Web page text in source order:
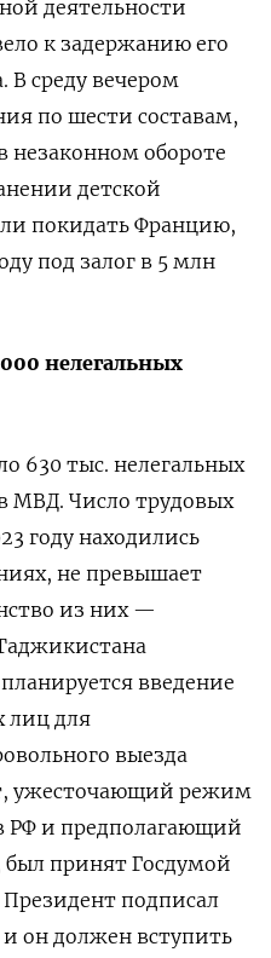
деятельности
к задержанию его
В среду вечером
по шести составам,
незаконном обороте
детской
покидать Францию,
под залог в 5 млн
нелегальных
630 тыс. нелегальных
МВД. Число трудовых
году находились
не превышает
из них —
введение
лиц для
выезда
ужесточающий режим
РФ и предполагающий
был принят Госдумой
подписал
и он должен вступить